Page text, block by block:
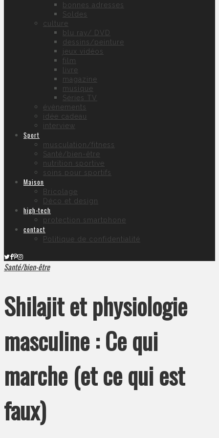
bonnes adresses
Soldes
culture
blu ray/ DVD
dessins/peinture
jeux vidéos
film
livre
magazine
musique
Séries TV
évènements
idée cadeau
interview
Sport
musculation/fitness
Santé/bien-être
nutrition sportive
soins pour sportifs
Maison
Bricolage
Déco et design
high-tech
protection smartphone
contact
Politique de confidentialité
Santé/bien-être
Shilajit et physiologie
masculine : Ce qui
marche (et ce qui est
faux)